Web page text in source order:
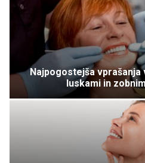
Najpogostejša
luskami in